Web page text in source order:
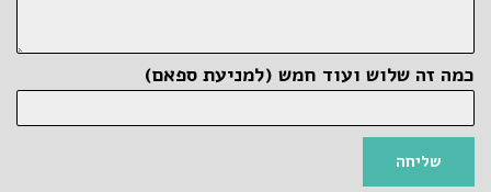
כמה זה שלוש ועוד חמש (למניעת ספאם)
שליחה